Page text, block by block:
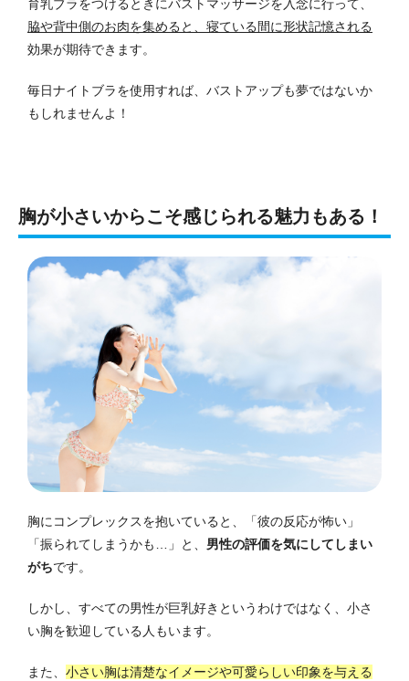
育乳ブラをつけるときにバストマッサージを入念に行って、
脇や背中側のお肉を集めると、寝ている間に形状記憶される
効果が期待できます。
毎日ナイトブラを使用すれば、バストアップも夢ではないか
もしれませんよ！
胸が小さいからこそ感じられる魅力もある！
胸にコンプレックスを抱いていると、「彼の反応が怖い」
「振られてしまうかも…」と、 男性の評価を気にしてしまい
がちです。
しかし、すべての男性が巨乳好きというわけではなく、小さ
い胸を歓迎している人もいます。
また、 小さい胸は清楚なイメージや可愛らしい印象を与える